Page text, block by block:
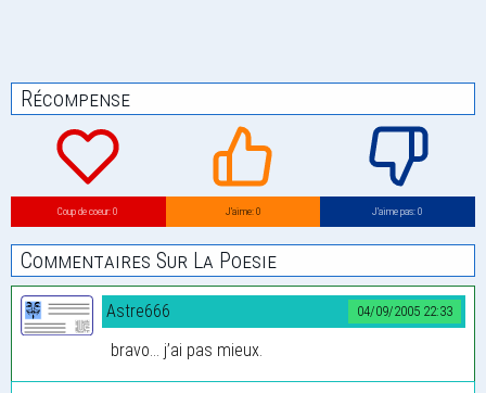
Récompense
Coup de coeur: 0 J’aime: 0 J’aime pas: 0
Commentaires Sur La Poesie
04/09/2005 22:33
Astre666
bravo... j’ai pas mieux.